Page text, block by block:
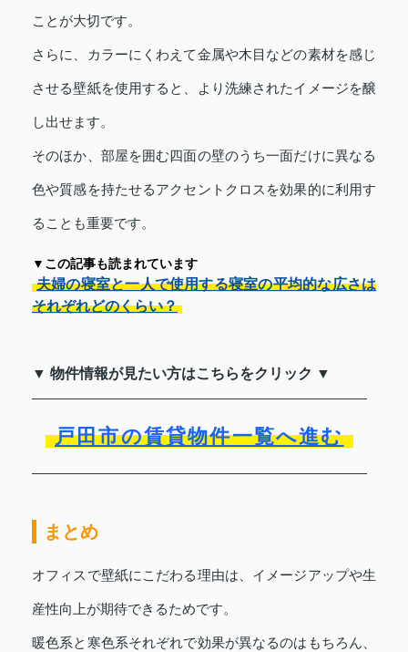
ことが大切です。
さらに、カラーにくわえて金属や木目などの素材を感じ
させる壁紙を使用すると、より洗練されたイメージを醸
し出せます。
そのほか、部屋を囲む四面の壁のうち一面だけに異なる
色や質感を持たせるアクセントクロスを効果的に利用す
ることも重要です。
▼この記事も読まれています
夫婦の寝室と一人で使用する寝室の平均的な広さは
それぞれどのくらい？
▼ 物件情報が見たい方はこちらをクリック ▼
戸田市の賃貸物件一覧へ進む
まとめ
オフィスで壁紙にこだわる理由は、イメージアップや生
産性向上が期待できるためです。
暖色系と寒色系それぞれで効果が異なるのはもちろん、